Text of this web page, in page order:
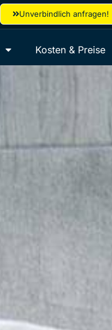
Unverbindlich anfragen!
Kosten & Preise